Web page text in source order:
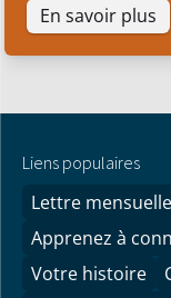
En savoir plus
Liens populaires
Lettre mensuelle
Apprenez à
Votre histoire